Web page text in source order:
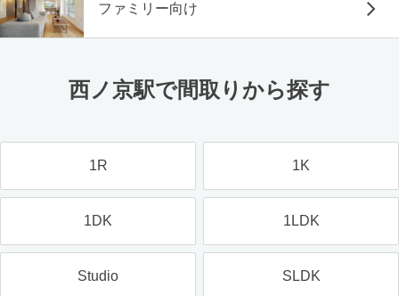
ファミリー向け
西ノ京駅で間取りから探す
1R 1K
1DK 1LDK
Studio SLDK